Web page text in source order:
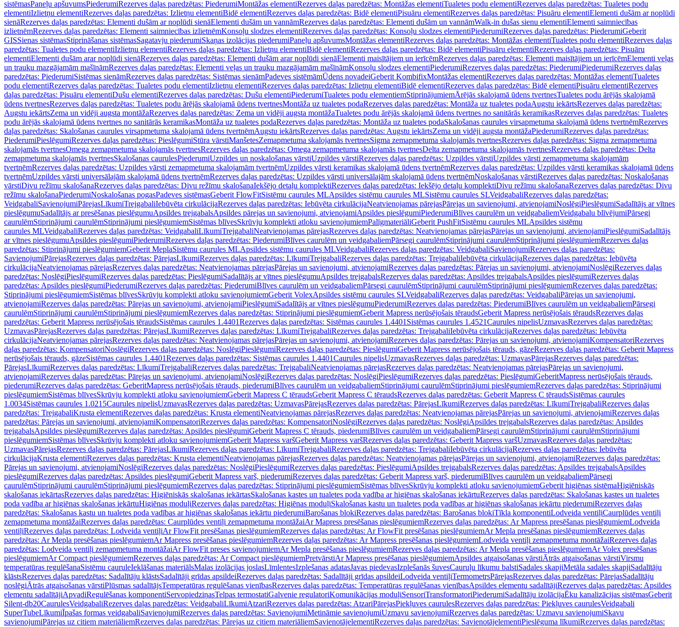
sistēmasPaneļu apšuvumsPiederumiRezerves daļas paredzētas: PiederumiMontāžas elementiRezerves daļas paredzētas: Montāžas elementiTualetes podu elementiRezerves daļas paredzētas: Tualetes podu
elementiIzlietņu elementiRezerves daļas paredzētas: Izlietņu elementiBidē elementiRezerves daļas paredzētas: Bidē elementiPisuāru elementiRezerves daļas paredzētas: Pisuāru elementiElementi dušām ar noplūdi
sienāRezerves daļas paredzētas: Elementi dušām ar noplūdi sienāElementi dušām un vannāmRezerves daļas paredzētas: Elementi dušām un vannāmWalk-in dušas sienu elementiElementi saimniecības
izlietnēmRezerves daļas paredzētas: Elementi saimniecības izlietnēmKonsoļu slodzes elementiRezerves daļas paredzētas: Konsoļu slodzes elementiPiederumiRezerves daļas paredzētas: PiederumiGeberit
GISSienas sistēmasStiprināšanas sistēmasSagatavju piederumiSkaņas izolācijas piederumiPaneļu apšuvumsMontāžas elementiRezerves daļas paredzētas: Montāžas elementiTualetes podu elementiRezerves daļas
paredzētas: Tualetes podu elementiIzlietņu elementiRezerves daļas paredzētas: Izlietņu elementiBidē elementiRezerves daļas paredzētas: Bidē elementiPisuāru elementiRezerves daļas paredzētas: Pisuāru
elementiElementi dušām arar noplūdi sienāRezerves daļas paredzētas: Elementi dušām arar noplūdi sienāElementi maisītājiem un ierīcēmRezerves daļas paredzētas: Elementi maisītājiem un ierīcēmElementi veļas
un trauku mazgājamām mašīnāmRezerves daļas paredzētas: Elementi veļas un trauku mazgājamām mašīnāmKonsoļu slodzes elementiPiederumiRezerves daļas paredzētas: PiederumiPiederumiRezerves daļas
paredzētas: PiederumiSistēmas sienāmRezerves daļas paredzētas: Sistēmas sienāmPadeves sistēmāmŪdens novadeiGeberit KombifixMontāžas elementiRezerves daļas paredzētas: Montāžas elementiTualetes
podu elementiRezerves daļas paredzētas: Tualetes podu elementiIzlietņu elementiRezerves daļas paredzētas: Izlietņu elementiBidē elementiRezerves daļas paredzētas: Bidē elementiPisuāru elementiRezerves
daļas paredzētas: Pisuāru elementiDušu elementiRezerves daļas paredzētas: Dušu elementiPiederumiTualetes podu elementiemStiprinājumiemĀrējās skalojamā ūdens tvertnesTualetes podu ārējās skalojamā
ūdens tvertnesRezerves daļas paredzētas: Tualetes podu ārējās skalojamā ūdens tvertnesMontāža uz tualetes podaRezerves daļas paredzētas: Montāža uz tualetes podaAugstu iekārtsRezerves daļas paredzētas:
Augstu iekārtsZema un vidēji augsta montāžaRezerves daļas paredzētas: Zema un vidēji augsta montāžaTualetes podu ārējās skalojamā ūdens tvertnes no sanitārās keramikasRezerves daļas paredzētas: Tualetes
podu ārējās skalojamā ūdens tvertnes no sanitārās keramikasMontāža uz tualetes podaRezerves daļas paredzētas: Montāža uz tualetes podaSkalošanas caurules virsapmetuma skalojamā ūdens tvertnēmRezerves
daļas paredzētas: Skalošanas caurules virsapmetuma skalojamā ūdens tvertnēmAugstu iekārtsRezerves daļas paredzētas: Augstu iekārtsZema un vidēji augsta montāžaPiederumiRezerves daļas paredzētas:
PiederumiPieslēgumiRezerves daļas paredzētas: PieslēgumiStūra vārstiManšetesZemapmetuma skalojamās tvertnesSigma zemapmetuma skalojamās tvertnesRezerves daļas paredzētas: Sigma zemapmetuma
skalojamās tvertnesOmega zemapmetuma skalojamās tvertnesRezerves daļas paredzētas: Omega zemapmetuma skalojamās tvertnesDelta zemapmetuma skalojamās tvertnesRezerves daļas paredzētas: Delta
zemapmetuma skalojamās tvertnesSkalošanas caurulesPiederumiUzpildes un noskalošanas vārstiUzpildes vārstiRezerves daļas paredzētas: Uzpildes vārstiUzpildes vārsti zemapmetuma skalojamām
tvertnēmRezerves daļas paredzētas: Uzpildes vārsti zemapmetuma skalojamām tvertnēmUzpildes vārsti keramikas skalojamā ūdens tvertnēmRezerves daļas paredzētas: Uzpildes vārsti keramikas skalojamā ūdens
tvertnēmUzpildes vārsti universālajām skalojamā ūdens tvertnēmRezerves daļas paredzētas: Uzpildes vārsti universālajām skalojamā ūdens tvertnēmNoskalošanas vārstiRezerves daļas paredzētas: Noskalošanas
vārstiDivu režīmu skalošanaRezerves daļas paredzētas: Divu režīmu skalošanaIekšējo detaļu komplektiRezerves daļas paredzētas: Iekšējo detaļu komplektiDivu režīmu skalošanaRezerves daļas paredzētas: Divu
režīmu skalošanaPiederumiNoskalošanas pogasPadeves sistēmasGeberit FlowFitSistēmu caurules MLApsildes sistēmu caurules MLSistēmu caurules SLVeidgabaliRezerves daļas paredzētas:
VeidgabaliSavienojumiPārejasLīkumiTrejgabaliIebūvēta cirkulācijaRezerves daļas paredzētas: Iebūvēta cirkulācijaNeatvienojamas pārejasPārejas un savienojumi, atvienojamiNoslēgiPieslēgumiSadalītājs ar vītnes
pieslēgumuSadalītājs ar presēšanas pieslēgumuApsildes trejgabalsApsildes pārejas un savienojumi, atvienojamiApsildes pieslēgumiPiederumiBlīves caurulēm un veidgabaliemVeidgabalu blīvējumiPārsegi
caurulēmStiprinājumi caurulēmStiprinājumi pieslēgumiemSistēmas blīvesSkrūvju komplekti atloku savienojumiemPalīgmateriāliGeberit PushFitSistēmu caurules MLApsildes sistēmu
caurules MLVeidgabaliRezerves daļas paredzētas: VeidgabaliLīkumiTrejgabaliNeatvienojamas pārejasRezerves daļas paredzētas: Neatvienojamas pārejasPārejas un savienojumi, atvienojamiPieslēgumiSadalītājs
ar vītnes pieslēgumuApsildes pieslēgumiPiederumiRezerves daļas paredzētas: PiederumiBlīves caurulēm un veidgabaliemPārsegi caurulēmStiprinājumi caurulēmStiprinājumi pieslēgumiemRezerves daļas
paredzētas: Stiprinājumi pieslēgumiemGeberit MeplaSistēmu caurules MLApsildes sistēmu caurules MLVeidgabaliRezerves daļas paredzētas: VeidgabaliSavienojumiRezerves daļas paredzētas:
SavienojumiPārejasRezerves daļas paredzētas: PārejasLīkumiRezerves daļas paredzētas: LīkumiTrejgabaliRezerves daļas paredzētas: TrejgabaliIebūvēta cirkulācijaRezerves daļas paredzētas: Iebūvēta
cirkulācijaNeatvienojamas pārejasRezerves daļas paredzētas: Neatvienojamas pārejasPārejas un savienojumi, atvienojamiRezerves daļas paredzētas: Pārejas un savienojumi, atvienojamiNoslēgiRezerves daļas
paredzētas: NoslēgiPieslēgumiRezerves daļas paredzētas: PieslēgumiSadalītājs ar vītnes pieslēgumuApsildes trejgabalsRezerves daļas paredzētas: Apsildes trejgabalsApsildes pieslēgumiRezerves daļas
paredzētas: Apsildes pieslēgumiPiederumiRezerves daļas paredzētas: PiederumiBlīves caurulēm un veidgabaliemPārsegi caurulēmStiprinājumi caurulēmStiprinājumi pieslēgumiemRezerves daļas paredzētas:
Stiprinājumi pieslēgumiemSistēmas blīvesSkrūvju komplekti atloku savienojumiemGeberit VolexApsildes sistēmu caurules SLVeidgabaliRezerves daļas paredzētas: VeidgabaliPārejas un savienojumi,
atvienojamiRezerves daļas paredzētas: Pārejas un savienojumi, atvienojamiPieslēgumiSadalītājs ar vītnes pieslēgumuPiederumiRezerves daļas paredzētas: PiederumiBlīves caurulēm un veidgabaliemPārsegi
caurulēmStiprinājumi caurulēmStiprinājumi pieslēgumiemRezerves daļas paredzētas: Stiprinājumi pieslēgumiemGeberit Mapress nerūsējošais tēraudsGeberit Mapress nerūsējošais tēraudsRezerves daļas
paredzētas: Geberit Mapress nerūsējošais tēraudsSistēmas caurules 1.4401Rezerves daļas paredzētas: Sistēmas caurules 1.4401 Sistēmas caurules 1.4521Caurules nipelisUzmavasRezerves daļas paredzētas:
UzmavasPārejasRezerves daļas paredzētas: PārejasLīkumiRezerves daļas paredzētas: LīkumiTrejgabaliRezerves daļas paredzētas: TrejgabaliIebūvēta cirkulācijaRezerves daļas paredzētas: Iebūvēta
cirkulācijaNeatvienojamas pārejasRezerves daļas paredzētas: Neatvienojamas pārejasPārejas un savienojumi, atvienojamiRezerves daļas paredzētas: Pārejas un savienojumi, atvienojamiKompensatoriRezerves
daļas paredzētas: KompensatoriNoslēgiRezerves daļas paredzētas: NoslēgiPieslēgumiRezerves daļas paredzētas: PieslēgumiGeberit Mapress nerūsējošais tērauds, gāzeRezerves daļas paredzētas: Geberit Mapress
nerūsējošais tērauds, gāzeSistēmas caurules 1.4401Rezerves daļas paredzētas: Sistēmas caurules 1.4401Caurules nipelisUzmavasRezerves daļas paredzētas: UzmavasPārejasRezerves daļas paredzētas:
PārejasLīkumiRezerves daļas paredzētas: LīkumiTrejgabaliRezerves daļas paredzētas: TrejgabaliNeatvienojamas pārejasRezerves daļas paredzētas: Neatvienojamas pārejasPārejas un savienojumi,
atvienojamiRezerves daļas paredzētas: Pārejas un savienojumi, atvienojamiNoslēgiRezerves daļas paredzētas: NoslēgiPieslēgumiRezerves daļas paredzētas: PieslēgumiGeberitMapress nerūsējošais tērauds,
piederumiRezerves daļas paredzētas: GeberitMapress nerūsējošais tērauds, piederumiBlīves caurulēm un veidgabaliemStiprinājumi caurulēmStiprinājumi pieslēgumiemRezerves daļas paredzētas: Stiprinājumi
pieslēgumiemSistēmas blīvesSkrūvju komplekti atloku savienojumiemGeberit Mapress C tēraudsGeberit Mapress C tēraudsRezerves daļas paredzētas: Geberit Mapress C tēraudsSistēmas caurules
1.0034Sistēmas caurules 1.0215Caurules nipelisUzmavasRezerves daļas paredzētas: UzmavasPārejasRezerves daļas paredzētas: PārejasLīkumiRezerves daļas paredzētas: LīkumiTrejgabaliRezerves daļas
paredzētas: TrejgabaliKrusta elementiRezerves daļas paredzētas: Krusta elementiNeatvienojamas pārejasRezerves daļas paredzētas: Neatvienojamas pārejasPārejas un savienojumi, atvienojamiRezerves daļas
paredzētas: Pārejas un savienojumi, atvienojamiKompensatoriRezerves daļas paredzētas: KompensatoriNoslēgiRezerves daļas paredzētas: NoslēgiApsildes trejgabalsRezerves daļas paredzētas: Apsildes
trejgabalsApsildes pieslēgumiRezerves daļas paredzētas: Apsildes pieslēgumiGeberit Mapress C tērauds, piederumiBlīves caurulēm un veidgabaliemPārsegi caurulēmStiprinājumi caurulēmStiprinājumi
pieslēgumiemSistēmas blīvesSkrūvju komplekti atloku savienojumiemGeberit Mapress varšGeberit Mapress varšRezerves daļas paredzētas: Geberit Mapress varšUzmavasRezerves daļas paredzētas:
UzmavasPārejasRezerves daļas paredzētas: PārejasLīkumiRezerves daļas paredzētas: LīkumiTrejgabaliRezerves daļas paredzētas: TrejgabaliIebūvēta cirkulācijaRezerves daļas paredzētas: Iebūvēta
cirkulācijaKrusta elementiRezerves daļas paredzētas: Krusta elementiNeatvienojamas pārejasRezerves daļas paredzētas: Neatvienojamas pārejasPārejas un savienojumi, atvienojamiRezerves daļas paredzētas:
Pārejas un savienojumi, atvienojamiNoslēgiRezerves daļas paredzētas: NoslēgiPieslēgumiRezerves daļas paredzētas: PieslēgumiApsildes trejgabalsRezerves daļas paredzētas: Apsildes trejgabalsApsildes
pieslēgumiRezerves daļas paredzētas: Apsildes pieslēgumiGeberit Mapress varš, piederumiRezerves daļas paredzētas: Geberit Mapress varš, piederumiBlīves caurulēm un veidgabaliemPārsegi
caurulēmStiprinājumi caurulēmStiprinājumi pieslēgumiemRezerves daļas paredzētas: Stiprinājumi pieslēgumiemSistēmas blīvesSkrūvju komplekti atloku savienojumiemGeberit higiēnas sistēmaHigiēniskās
skalošanas iekārtasRezerves daļas paredzētas: Higiēniskās skalošanas iekārtasSkalošanas kastes un tualetes poda vadība ar higiēnas skalošanas iekārtuRezerves daļas paredzētas: Skalošanas kastes un tualetes
poda vadība ar higiēnas skalošanas iekārtuHigiēnas moduļiRezerves daļas paredzētas: Higiēnas moduļiSkalošanas kastu un tualetes poda vadības ar higiēnas skalošanas iekārtu piederumiRezerves daļas
paredzētas: Skalošanas kastu un tualetes poda vadības ar higiēnas skalošanas iekārtu piederumiBarošanas blokiRezerves daļas paredzētas: Barošanas blokiTīkla komponentiLodveida ventiļiCaurplūdes ventiļi
zemapmetuma montāžaiRezerves daļas paredzētas: Caurplūdes ventiļi zemapmetuma montāžaiAr Mapress presēšanas pieslēgumiemRezerves daļas paredzētas: Ar Mapress presēšanas pieslēgumiemLodveida
ventiļiRezerves daļas paredzētas: Lodveida ventiļiAr FlowFit presēšanas pieslēgumiemRezerves daļas paredzētas: Ar FlowFit presēšanas pieslēgumiemAr Mepla presēšanas pieslēgumiemRezerves daļas
paredzētas: Ar Mepla presēšanas pieslēgumiemAr Mapress presēšanas pieslēgumiemRezerves daļas paredzētas: Ar Mapress presēšanas pieslēgumiemLodveida ventiļi zemapmetuma montāžaiRezerves daļas
paredzētas: Lodveida ventiļi zemapmetuma montāžaiAr FlowFit preses savienojumiemAr Mepla presēšanas pieslēgumiemRezerves daļas paredzētas: Ar Mepla presēšanas pieslēgumiemAr Volex presēšanas
pieslēgumiemAr Compact pieslēgumiemRezerves daļas paredzētas: Ar Compact pieslēgumiemPretvārstiAr Mapress presēšanas pieslēgumiemApsildes atgaisošanas vārstiĀtrās atgaisošanas vārstiVirsmu
temperatūras regulēšanaSistēmu cauruleIeklāšanas materiālsMalas izolācijas joslasLīmlentesIzplešanas adatasJavas piedevasIzplešanās šuvesCauruļu līkumu balstiSadales skapjiMetāla sadales skapjiSadalītāju
klāstsRezerves daļas paredzētas: Sadalītāju klāstsSadalītāji grīdas apsildeiRezerves daļas paredzētas: Sadalītāji grīdas apsildeiLodveida ventiļiTermometrsPārejasRezerves daļas paredzētas: PārejasSadalītāju
noslēgiĀtrās atgaisošanas vārstiPlūsmas sadalītājsTemperatūras regulēšanas vienībasRezerves daļas paredzētas: Temperatūras regulēšanas vienībasApsildes elementu sadalītājiRezerves daļas paredzētas: Apsildes
elementu sadalītājiApvadiRegulēšanas komponentiServopiedziņasTelpas termostatiGalvenie regulatoriKomunikācijas moduļiSensoriTransformatoriPiederumiSadalītāju izolācijaĒku kanalizācijas sistēmasGeberit
Silent-db20CaurulesVeidgabaliRezerves daļas paredzētas: VeidgabaliLīkumiAtzariRezerves daļas paredzētas: AtzariPārejasPiekļuves caurulesRezerves daļas paredzētas: Piekļuves caurulesVeidgabali
SuperTubeLīkumiĪpašas formas veidgabaliSavienojumiRezerves daļas paredzētas: SavienojumiMetināmie savienojumiUzmavu savienojumiRezerves daļas paredzētas: Uzmavu savienojumiSkavu
savienojumiPārejas uz citiem materiāliemRezerves daļas paredzētas: Pārejas uz citiem materiāliemSavienotājelementiRezerves daļas paredzētas: SavienotājelementiPieslēguma līkumiRezerves daļas paredzētas: